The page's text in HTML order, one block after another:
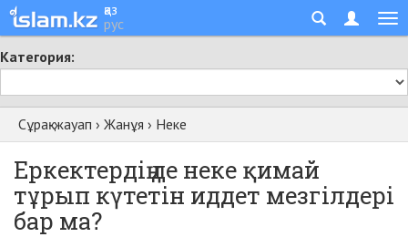
қаз
рус
Категория:
Сұрақ-жауап › Жанұя › Неке
Еркектердің де неке қимай
тұрып күтетін иддет мезгілдері
бар ма?